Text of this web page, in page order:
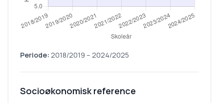
Periode: 2018/2019 – 2024/2025
Socioøkonomisk reference